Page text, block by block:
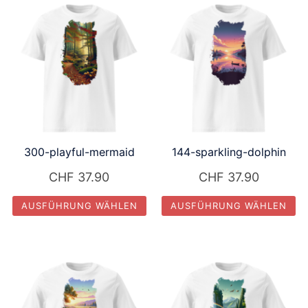
300-playful-mermaid
CHF 37.90
AUSFÜHRUNG WÄHLEN
weist
mehrere
Varianten
144-sparkling-dolphin
CHF 37.90
AUSFÜHRUNG WÄHLEN
weist
mehrere
Varianten